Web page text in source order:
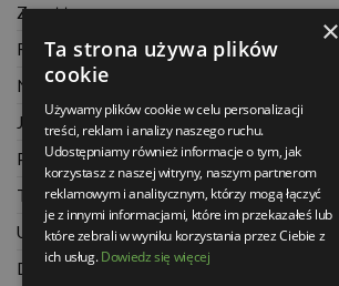
Zwrot towaru
Regulamin
Najczęściej zadawane pytania
Jak kupować na raty
Polityka prywatności
Twoje zamówienia
Ustawienia konta
Dane kontaktowe
×
Ta strona używa plików
cookie
Używamy plików cookie w celu personalizacji
treści, reklam i analizy naszego ruchu.
Udostępniamy również informacje o tym, jak
korzystasz z naszej witryny, naszym partnerom
reklamowym i analitycznym, którzy mogą łączyć
je z innymi informacjami, które im przekazałeś lub
które zebrali w wyniku korzystania przez Ciebie z
ich usług.Dowiedz się więcej